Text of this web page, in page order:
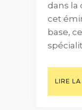
dans la
cet
base,
LIRE LA